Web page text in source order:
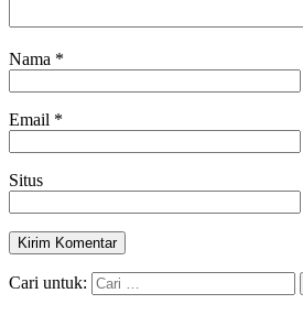
Nama *
Email *
Situs
Cari untuk: